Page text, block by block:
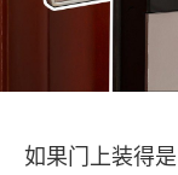
如果门上装得